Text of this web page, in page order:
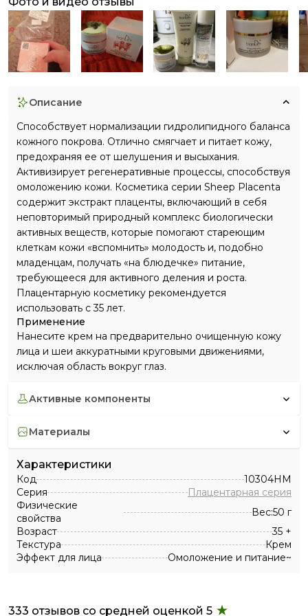
описание
Способствует нормализации гидролипидного баланса
кожного покрова. Отлично смягчает и питает кожу,
предохраняя ее от шелушения и высыхания.
Активизирует регенеративные процессы, способствуя
омоложению кожи. Косметика серии Sheep Placenta
содержит экстракт плаценты, включающий в себя
неповторимый природный комплекс биологически
активных веществ, которые помогают стареющим
клеткам кожи «вспомнить» молодость и, подобно
младенцам, получать «на блюдечке» питание,
требующееся для активного деления и роста.
Плацентарную косметику рекомендуется
использовать с 35 лет.
Применение
Нанесите крем на предварительно очищенную кожу
лица и шеи аккуратными круговыми движениями,
исключая область вокруг глаз.
активные компоненты
материалы
Характеристики
Код
10304HM
Серия
Плацентарная серия
Физические
свойства
Вес:50 г
Возраст
35 +
Текстура
Крем
Эффект для лица
Омоложение и питание~
333 отзывов со средней оценкой 5